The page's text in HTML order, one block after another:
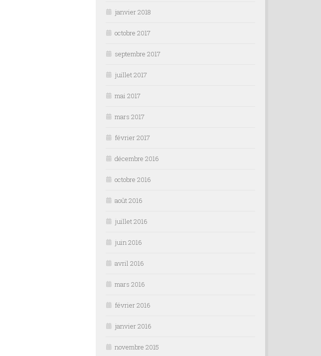
janvier 2018
octobre 2017
septembre 2017
juillet 2017
mai 2017
mars 2017
février 2017
décembre 2016
octobre 2016
août 2016
juillet 2016
juin 2016
avril 2016
mars 2016
février 2016
janvier 2016
novembre 2015